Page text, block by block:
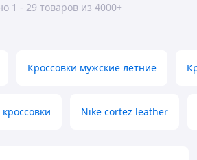
1 - 29 товаров из 4000+
Кроссовки мужские летние
Nike cortez leather